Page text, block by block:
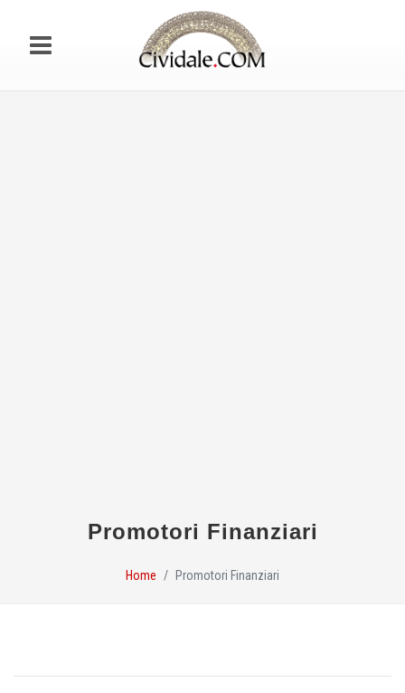
Promotori Finanziari
Home Promotori Finanziari